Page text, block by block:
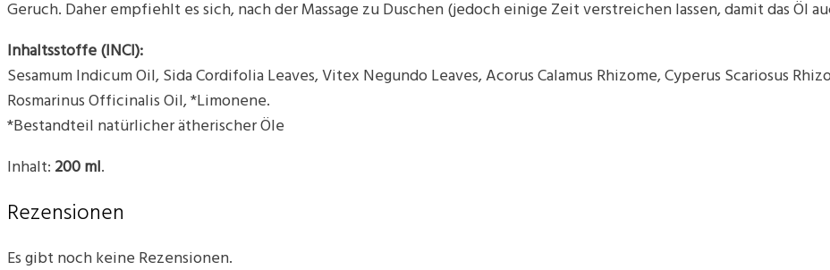
Geruch. Daher empfiehlt es sich, nach der Massage zu Duschen (jedoch einige Zeit verstreichen lassen, damit das Öl
Inhaltsstoffe (INCI):
Sesamum Indicum Oil, Sida Cordifolia Leaves, Vitex Negundo Leaves, Acorus Calamus Rhizome, Cyperus Scariosus
Rosmarinus Officinalis Oil, *Limonene.
*Bestandteil natürlicher ätherischer Öle
Inhalt: 200 ml.
Rezensionen
Es gibt noch keine Rezensionen.